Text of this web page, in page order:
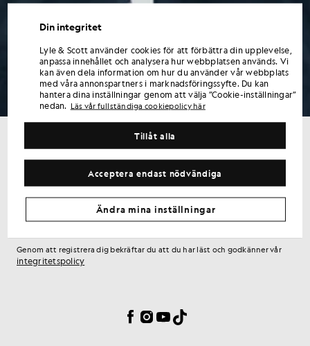
Få 15 % rabatt på din första beställning
förtursrätt och belöningar.
E-postadress
Genom att registrera dig bekräftar du att du har läst och godkänner vår
integritetspolicy
Facebook
Instagram
YouTube
TikTok
Din integritet
Lyle & Scott använder cookies för att förbättra din upplevelse,
anpassa innehållet och analysera hur webbplatsen används. Vi
kan även dela information om hur du använder vår webbplats
med våra annonspartners i marknadsföringssyfte. Du kan
hantera dina inställningar genom att välja ”Cookie-inställningar”
nedan. Läs vår fullständiga cookiepolicy här
Acceptera endast nödvändiga
Tillåt alla
Ändra mina inställningar